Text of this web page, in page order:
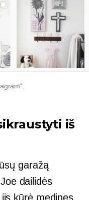
iš
garažą
dailidės
kūrė medines